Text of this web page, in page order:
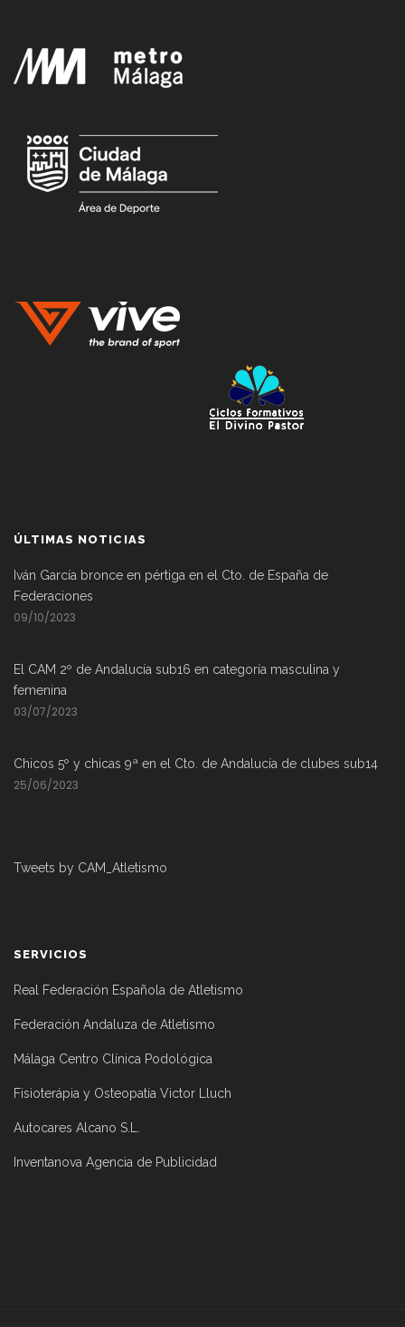
ÚLTIMAS NOTICIAS
Iván García bronce en pértiga en el Cto. de España de
Federaciones
09/10/2023
El CAM 2º de Andalucía sub16 en categoría masculina y
femenina
03/07/2023
Chicos 5º y chicas 9ª en el Cto. de Andalucía de clubes sub14
25/06/2023
Tweets by CAM_Atletismo
SERVICIOS
Real Federación Española de Atletismo
Federación Andaluza de Atletismo
Málaga Centro Clínica Podológica
Fisioterápia y Osteopatía Victor Lluch
Autocares Alcano S.L.
Inventanova Agencia de Publicidad